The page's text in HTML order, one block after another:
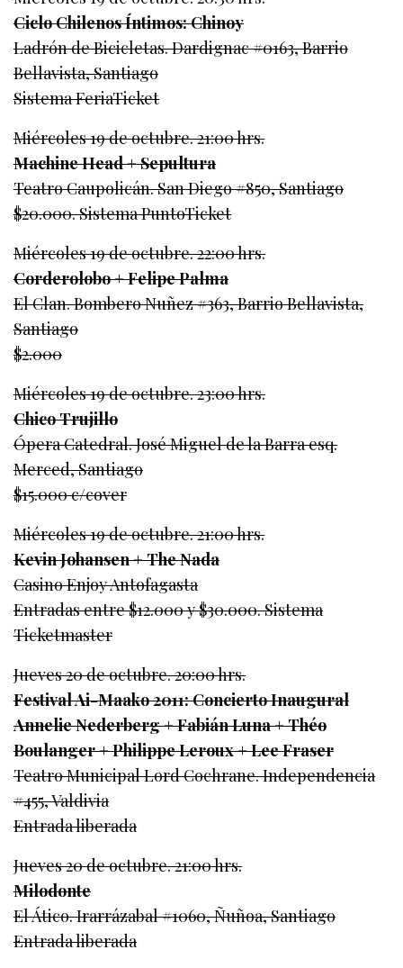
Ciclo Chilenos Íntimos: Chinoy
Ladrón de Bicicletas. Dardignac #0163, Barrio
Bellavista, Santiago
Sistema FeriaTicket
Miércoles 19 de octubre. 21:00 hrs.
Machine Head + Sepultura
Teatro Caupolicán. San Diego #850, Santiago
$20.000. Sistema PuntoTicket
Miércoles 19 de octubre. 22:00 hrs.
Corderolobo + Felipe Palma
El Clan. Bombero Nuñez #363, Barrio Bellavista,
Santiago
$2.000
Miércoles 19 de octubre. 23:00 hrs.
Chico Trujillo
Ópera Catedral. José Miguel de la Barra esq.
Merced, Santiago
$15.000 c/cover
Miércoles 19 de octubre. 21:00 hrs.
Kevin Johansen + The Nada
Casino Enjoy Antofagasta
Entradas entre $12.000 y $30.000. Sistema
Ticketmaster
Jueves 20 de octubre. 20:00 hrs.
Festival Ai-Maako 2011: Concierto Inaugural
Annelie Nederberg + Fabián Luna + Théo
Boulanger + Philippe Leroux + Lee Fraser
Teatro Municipal Lord Cochrane. Independencia
#455, Valdivia
Entrada liberada
Jueves 20 de octubre. 21:00 hrs.
Milodonte
El Ático. Irarrázabal #1060, Ñuñoa, Santiago
Entrada liberada